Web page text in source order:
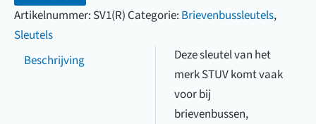
t/m
1F278X)
Artikelnummer: SV1(R) Categorie: Brievenbussleutels,
Sleutels
Beschrijving
Deze sleutel van het
merk STUV komt vaak
voor bij
brievenbussen,